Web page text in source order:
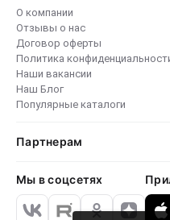
О компании
Отзывы о нас
Договор оферты
Политика
Наши вакансии
Наш Блог
Популярные каталоги
Партнерам
Мы в соцсетях